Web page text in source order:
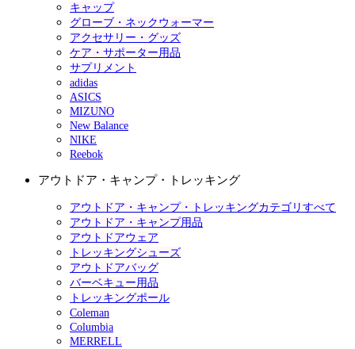
キャップ
グローブ・ネックウォーマー
アクセサリー・グッズ
ケア・サポーター用品
サプリメント
adidas
ASICS
MIZUNO
New Balance
NIKE
Reebok
アウトドア・キャンプ・トレッキング
アウトドア・キャンプ・トレッキングカテゴリすべて
アウトドア・キャンプ用品
アウトドアウェア
トレッキングシューズ
アウトドアバッグ
バーベキュー用品
トレッキングポール
Coleman
Columbia
MERRELL